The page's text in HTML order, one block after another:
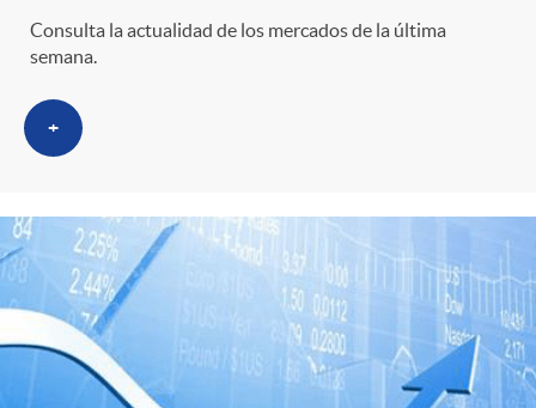
Consulta la actualidad de los mercados de la última
semana.
+